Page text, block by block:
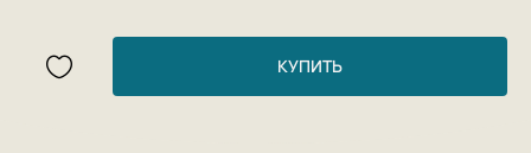
общаться по-другому. И дает пошаговые инструкции к
тому, как это сделать.
КУПИТЬ